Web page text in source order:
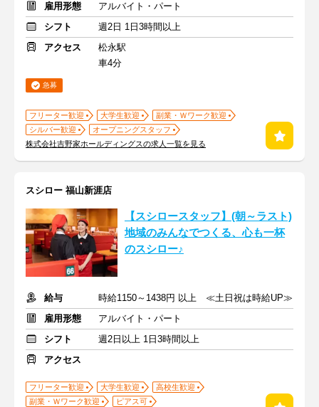
雇用形態
アルバイト・パート
シフト
週2日 1日3時間以上
アクセス
松永駅
車4分
急募
フリーター歓迎 大学生歓迎
副業・Ｗワーク歓迎
シルバー歓迎
オープニングスタッフ
株式会社吉野家ホールディングスの求人一覧を見る
スシロー 福山新涯店
【スシロースタッフ】(朝～ラスト)
地域のみんなでつくる、心も一杯
のスシロー♪
給与
時給1150～1438円 以上 ≪土日祝は時給UP≫
雇用形態
アルバイト・パート
シフト
週2日以上 1日3時間以上
アクセス
フリーター歓迎 大学生歓迎
高校生歓迎
副業・Ｗワーク歓迎
ピアス可